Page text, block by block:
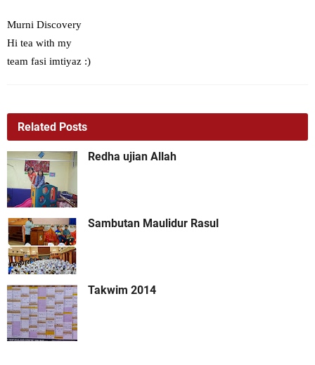
Murni Discovery
Hi tea with my
team fasi imtiyaz :)
Related Posts
Redha ujian Allah
Sambutan Maulidur Rasul
Takwim 2014